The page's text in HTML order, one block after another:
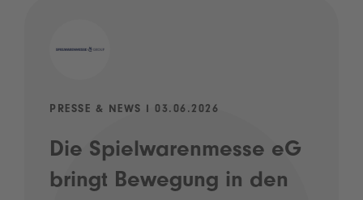
PRESSE & NEWS I 03.06.2026
Die Spielwarenmesse eG
bringt Bewegung in den